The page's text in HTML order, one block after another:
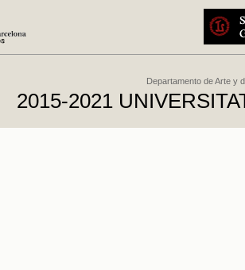
Departamento de Arte y
2015-2021